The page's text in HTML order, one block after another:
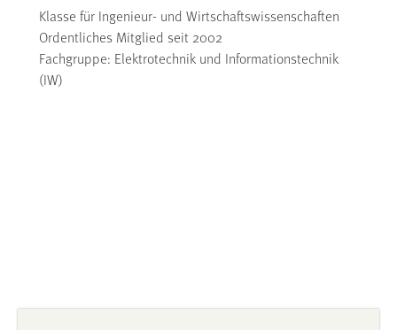
Klasse für Ingenieur- und Wirtschaftswissenschaften
Ordentliches Mitglied seit 2002
Fachgruppe: Elektrotechnik und Informationstechnik
(IW)